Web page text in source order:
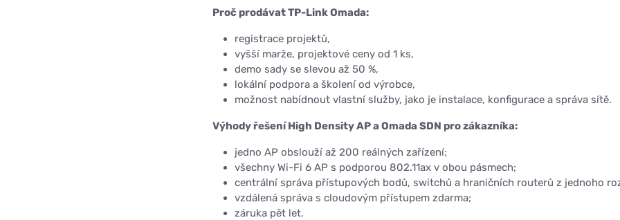
Proč prodávat TP-Link Omada:
registrace projektů,
vyšší marže, projektové ceny od 1 ks,
demo sady se slevou až 50 %,
lokální podpora a školení od výrobce,
možnost nabídnout vlastní služby, jako je instalace, konfigurace a správa sítě.
Výhody řešení High Density AP a Omada SDN pro zákazníka:
jedno AP obslouží až 200 reálných zařízení;
všechny Wi-Fi 6 AP s podporou 802.11ax v obou pásmech;
centrální správa přístupových bodů, switchů a hraničních routerů z jednoho
vzdálená správa s cloudovým přístupem zdarma;
záruka pět let.